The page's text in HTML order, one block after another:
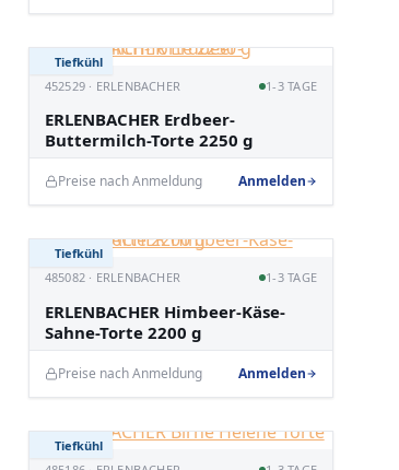
Tiefkühl
452529 · ERLENBACHER
1-3 TAGE
ERLENBACHER Erdbeer-
Buttermilch-Torte 2250 g
Preise nach Anmeldung Anmelden
Tiefkühl
485082 · ERLENBACHER
1-3 TAGE
ERLENBACHER Himbeer-Käse-
Sahne-Torte 2200 g
Preise nach Anmeldung Anmelden
Tiefkühl